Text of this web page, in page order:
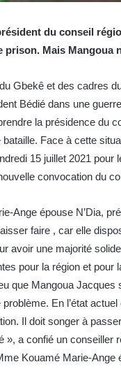
du conseil
Mais Mangoua
Gbekê et des cadres
Bédié dans une
la présidence du
Face à cette
15 juillet 2021
convocation du
Ange épouse N’Dia,
faire , car elle
avoir une majorité
pour la région et pour
que Mangoua
En l’état
Il doit songer à
», a confié un conseiller
Kouamé Marie-Ange